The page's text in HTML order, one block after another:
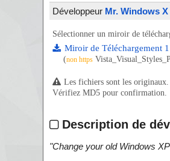
Développeur Mr. Windows X
Sélectionner un miroir de
Miroir de Téléchargement 1
(non https
Les fichiers sont les
Vérifiez MD5 pour confirmation.
Description de
"Change your old Windows